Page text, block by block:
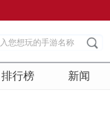
排行榜 新闻